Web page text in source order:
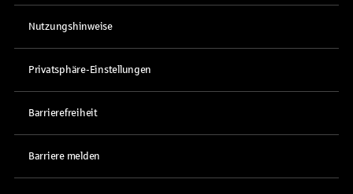
Nutzungshinweise
Privatsphäre-Einstellungen
Barrierefreiheit
Barriere melden